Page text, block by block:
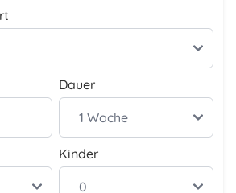
Dauer
Kinder